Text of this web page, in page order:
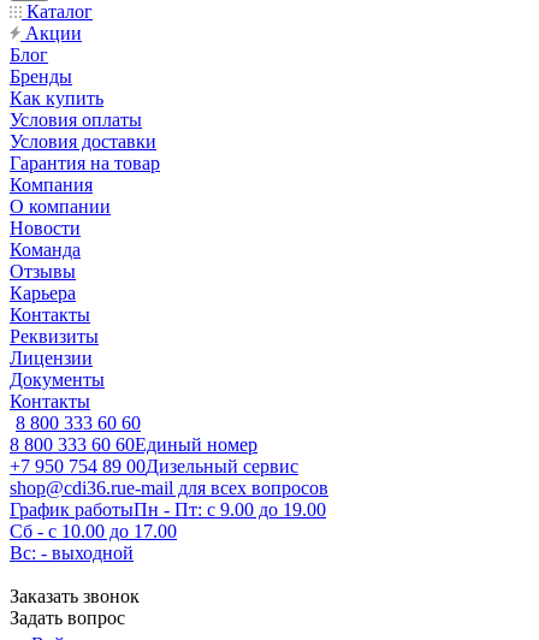
Каталог
Акции
Блог
Бренды
Как купить
Условия оплаты
Условия доставки
Гарантия на товар
Компания
О компании
Новости
Команда
Отзывы
Карьера
Контакты
Реквизиты
Лицензии
Документы
Контакты
8 800 333 60 60
8 800 333 60 60Единый номер
+7 950 754 89 00Дизельный сервис
shop@cdi36.rue-mail для всех вопросов
График работыПн - Пт: с 9.00 до 19.00
Сб - с 10.00 до 17.00
Вс: - выходной
Заказать звонок
Задать вопрос